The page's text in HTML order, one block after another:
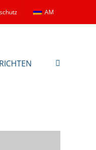
AM